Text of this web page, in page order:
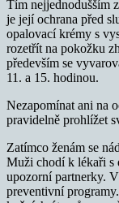
Tím nejjednodušším
je její ochrana před
opalovací krémy s
rozetřít na pokožku
především se
11. a 15. hodinou.
Nezapomínat ani na
pravidelně prohlížet
Zatímco ženám se
Muži chodí k lékaři s
upozorní partnerky.
preventivní